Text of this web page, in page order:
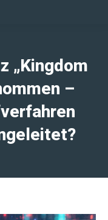
„Kingdom
–